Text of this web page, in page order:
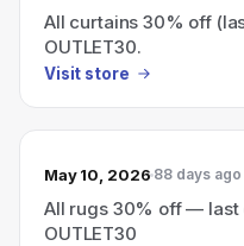
All curtains 30% off
OUTLET30.
Visit store
May 10, 2026 88 days ago
All rugs 30% off — last
OUTLET30